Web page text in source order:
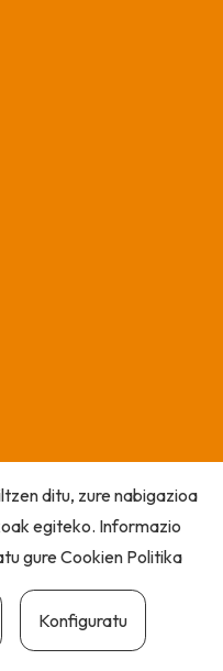
ditu, zure nabigazioa
egiteko. Informazio
gureCookien Politika
Konfiguratu